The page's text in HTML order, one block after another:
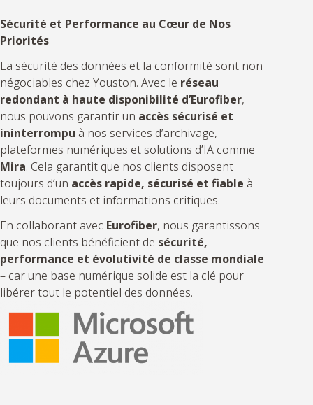
Sécurité et Performance au Cœur de Nos
Priorités
La sécurité des données et la conformité sont non
négociables chez Youston. Avec le réseau
redondant à haute disponibilité d’Eurofiber,
nous pouvons garantir un accès sécurisé et
ininterrompu à nos services d’archivage,
plateformes numériques et solutions d’IA comme
Mira. Cela garantit que nos clients disposent
toujours d’un accès rapide, sécurisé et fiable à
leurs documents et informations critiques.
En collaborant avec Eurofiber, nous garantissons
que nos clients bénéficient de sécurité,
performance et évolutivité de classe mondiale
– car une base numérique solide est la clé pour
libérer tout le potentiel des données.